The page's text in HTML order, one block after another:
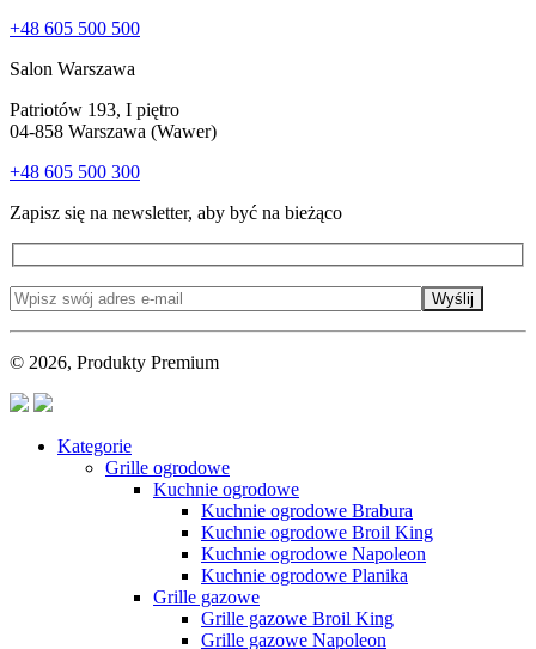
+48 605 500 500
Salon Warszawa
Patriotów 193, I piętro
04-858 Warszawa (Wawer)
+48 605 500 300
Zapisz się na newsletter, aby być na bieżąco
Wyślij
© 2026, Produkty Premium
Kategorie
Grille ogrodowe
Kuchnie ogrodowe
Kuchnie ogrodowe Brabura
Kuchnie ogrodowe Broil King
Kuchnie ogrodowe Napoleon
Kuchnie ogrodowe Planika
Grille gazowe
Grille gazowe Broil King
Grille gazowe Napoleon